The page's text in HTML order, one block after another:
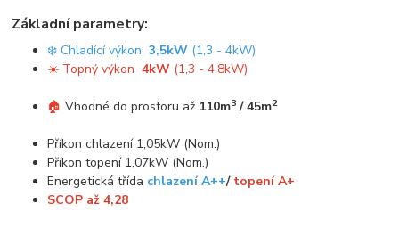
Základní parametry:
❄️ Chladící výkon3,5kW (1,3 - 4kW)
☀️ Topný výkon4kW (1,3 - 4,8kW)
🏠Vhodné do prostoru až 110m3 / 45m2
Příkon chlazení 1,05kW (Nom.)
Příkon topení 1,07kW (Nom.)
Energetická třída chlazení A++/ topení A+
SCOP až 4,28